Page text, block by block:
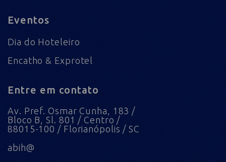
Eventos
Dia do Hoteleiro
Encatho & Exprotel
Entre em contato
Av. Pref. Osmar Cunha, 183 /
Bloco B, Sl. 801 / Centro /
88015-100 / Florianópolis / SC
abih@